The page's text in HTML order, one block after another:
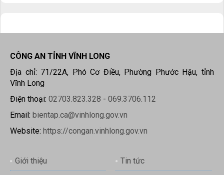
CÔNG AN TỈNH VĨNH LONG
Địa chỉ: 71/22A, Phó Cơ Điều, Phường Phước Hậu, tỉnh
Vĩnh Long
Điện thoại: 02703.823.328 - 069.3706.112
Email: bientap.ca@vinhlong.gov.vn
Website: https://congan.vinhlong.gov.vn
Giới thiệu Tin tức